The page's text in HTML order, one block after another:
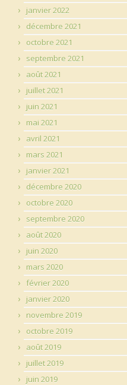
janvier 2022
décembre 2021
octobre 2021
septembre 2021
août 2021
juillet 2021
juin 2021
mai 2021
avril 2021
mars 2021
janvier 2021
décembre 2020
octobre 2020
septembre 2020
août 2020
juin 2020
mars 2020
février 2020
janvier 2020
novembre 2019
octobre 2019
août 2019
juillet 2019
juin 2019